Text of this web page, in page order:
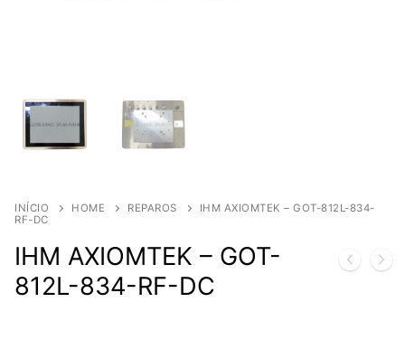
INÍCIO HOME REPAROS
IHM AXIOMTEK – GOT-812L-834-
RF-DC
IHM AXIOMTEK – GOT-
812L-834-RF-DC